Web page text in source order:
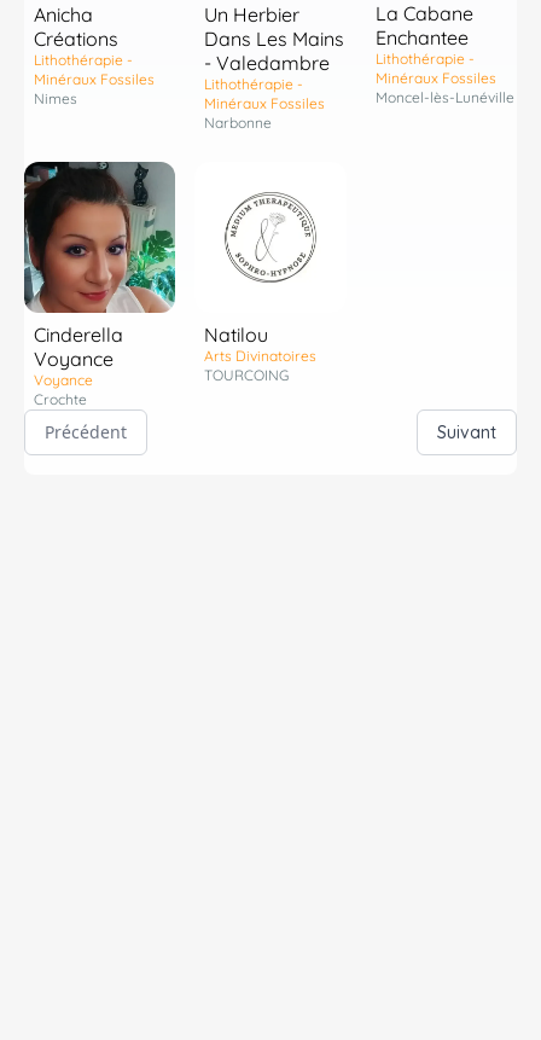
Anicha
Créations
Lithothérapie -
Minéraux Fossiles
Nimes
Un Herbier
Dans Les Mains
- Valedambre
Lithothérapie -
Minéraux Fossiles
Narbonne
La Cabane
Enchantee
Lithothérapie -
Minéraux Fossiles
Moncel-lès-Lunéville
Cinderella
Voyance
Voyance
Crochte
Natilou
Arts Divinatoires
TOURCOING
Précédent Suivant